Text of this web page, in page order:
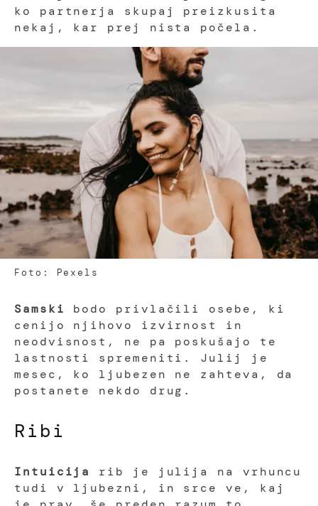
ko partnerja skupaj preizkusita
nekaj, kar prej nista počela.
Foto: Pexels
Samski
bodo privlačili osebe, ki
cenijo njihovo izvirnost in
neodvisnost, ne pa poskušajo te
lastnosti spremeniti. Julij je
mesec, ko ljubezen ne zahteva, da
postanete nekdo drug.
Ribi
Intuicija
rib je julija na vrhuncu
tudi v ljubezni, in srce ve, kaj